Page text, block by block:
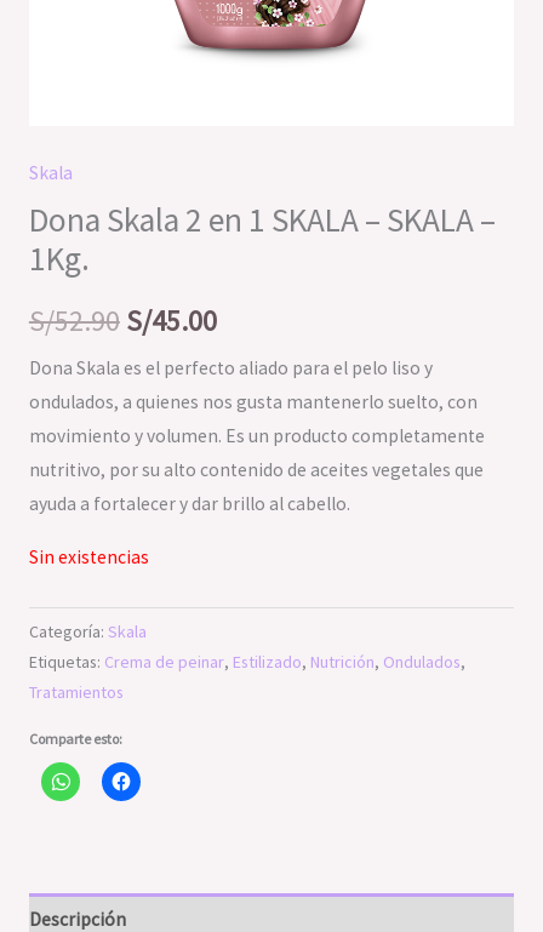
Skala
Dona Skala 2 en 1 SKALA – SKALA –
1Kg.
S/52.90 S/45.00
Dona Skala es el perfecto aliado para el pelo liso y
ondulados, a quienes nos gusta mantenerlo suelto, con
movimiento y volumen. Es un producto completamente
nutritivo, por su alto contenido de aceites vegetales que
ayuda a fortalecer y dar brillo al cabello.
Sin existencias
Categoría: Skala
Etiquetas: Crema de peinar, Estilizado, Nutrición, Ondulados,
Tratamientos
Comparte esto:
Descripción